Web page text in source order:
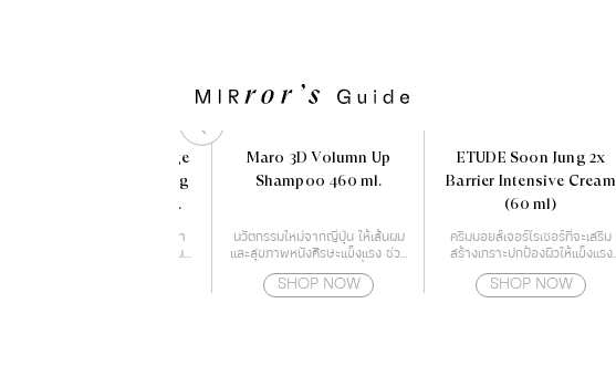
Yves Rocher Anti - Age
Global The Anti-Aging
เซรั่มบำรุงผิว ครบจบทุกปัญหา
จากวัย สร้างผิวใหม่ใน 3 วันฟื้นฟู
Maro 3D Volumn Up
Shampoo 460 ml.
นวัตกรรมใหม่จากญี่ปุ่น ให้เส้นผม
และสุขภาพหนังศีรษะแข็งแรง ช่วย
หนังศีรษะ สาเหตุของปัญหาผม
SHOP NOW
ETUDE Soon Jung 2x
Barrier Intensive Cream
(60 ml)
ครีมมอยส์เจอร์ไรเซอร์ที่จะเสริม
สร้างเกราะปกป้องผิวให้แข็งแรง
SHOP NOW